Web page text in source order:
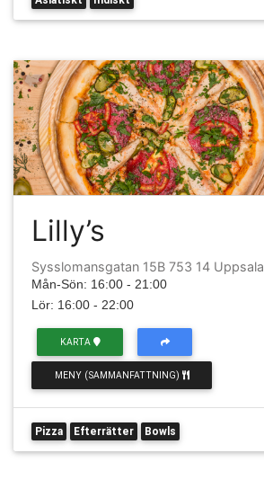
Lilly’s
Sysslomansgatan 15B 753 14 Uppsala
Mån-Sön: 16:00 - 21:00
Lör: 16:00 - 22:00
KARTA
MENY (SAMMANFATTNING)
Pizza Efterrätter Bowls